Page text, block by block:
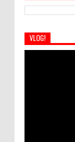
VLOG!